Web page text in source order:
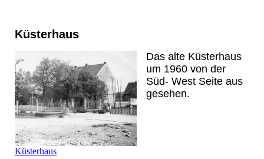
Küsterhaus
Küsterhaus
Das alte Küsterhaus
um 1960 von der
Süd- West Seite aus
gesehen.